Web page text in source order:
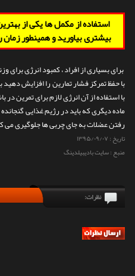
استفاده از مکمل ها یکی از
بیشتری بیاورید و همینطور
برای بسیاری از افراد ، کمبود انرژی
با حفظ تمرکز فشار تمارین را افزایش دهید
با استفاده از آن انرژی لازم برای تمرین در
ماده دیگری که باید در رژیم غذایی
رفتن عضلات به جای چربی ها جلوگیری می
تاریخ :۱۳۹۵/۰۹/۰۷
منبع : سایت بادیبیلدینگ
نظرات: